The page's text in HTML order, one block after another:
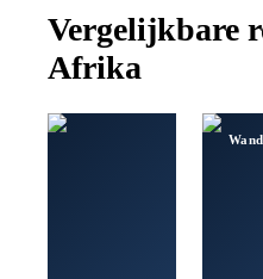
Vergelijkbare
Afrika